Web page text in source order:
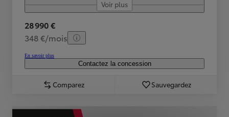
Voir plus
28 990 €
348 €/mois
En savoir plus
Contactez la concession
Comparez Sauvegardez